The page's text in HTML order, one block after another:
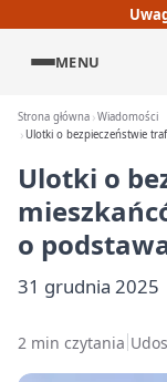
MENU
Strona główna Wiadomości
Ulotki o bezpieczeństwie
Ulotki o
o
31 grudnia 2025
2 min czytania